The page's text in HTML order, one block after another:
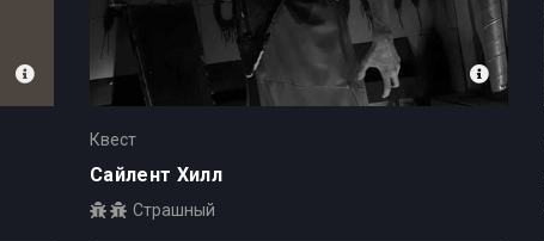
Квест
Сайлент Хилл
Страшный